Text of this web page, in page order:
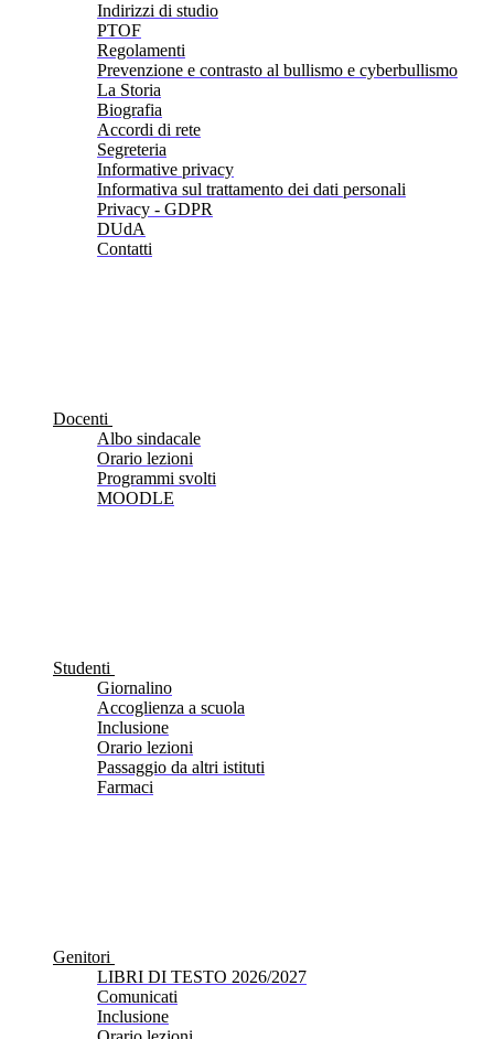
Indirizzi di studio
PTOF
Regolamenti
Prevenzione e contrasto al bullismo e cyberbullismo
La Storia
Biografia
Accordi di rete
Segreteria
Informative privacy
Informativa sul trattamento dei dati personali
Privacy - GDPR
DUdA
Contatti
Docenti
Albo sindacale
Orario lezioni
Programmi svolti
MOODLE
Studenti
Giornalino
Accoglienza a scuola
Inclusione
Orario lezioni
Passaggio da altri istituti
Farmaci
Genitori
LIBRI DI TESTO 2026/2027
Comunicati
Inclusione